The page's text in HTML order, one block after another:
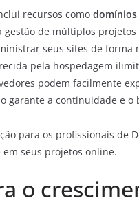
recursos como domínios
de múltiplos
seus sites de forma
pela hospedagem
podem facilmente
garante a continuidade e o
para os profissionais de
seus projetos online.
o